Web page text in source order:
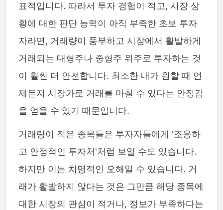
표적입니다. 따라서 투자 경험이 적고, 시장 상
황에 대한 판단 능력이 아직 부족한 초보 투자
자라면, 거래량이 풍부하고 시장에서 활발하게
거래되는 대형주나 중형주 위주로 투자하는 것
이 훨씬 더 안전합니다. 최소한 내가 원할 때 언
제든지 시장가로 거래를 마칠 수 있다는 안정감
을 얻을 수 있기 때문입니다.
거래량이 적은 종목들은 투자자들에게 '조용하
고 안정적인 투자처'처럼 보일 수도 있습니다.
하지만 이는 치명적인 오해일 수 있습니다. 거
래가 활발하지 않다는 것은 그만큼 해당 종목에
대한 시장의 관심이 적거나, 정보가 부족하다는